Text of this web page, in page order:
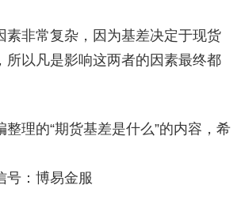
非常复杂，因为基差决定于现货
所以凡是影响这两者的因素最终都
理的“期货基差是什么”的内容，希
：博易金服